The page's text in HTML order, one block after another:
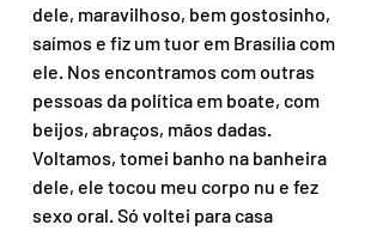
dele, maravilhoso, bem gostosinho,
saímos e fiz um tuor em Brasília com
ele. Nos encontramos com outras
pessoas da política em boate, com
beijos, abraços, mãos dadas.
Voltamos, tomei banho na banheira
dele, ele tocou meu corpo nu e fez
sexo oral. Só voltei para casa